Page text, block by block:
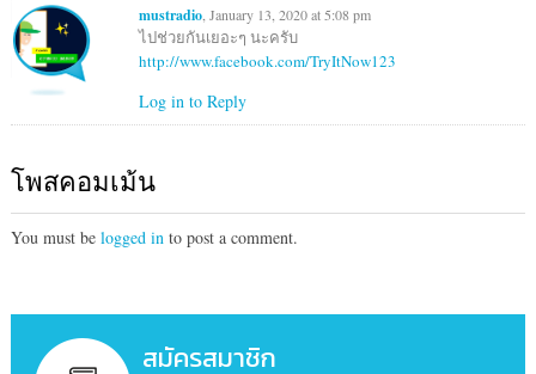
mustradio , January 13, 2020 at 5:08 pm
ไปช่วยกันเยอะๆ นะครับ
http://www.facebook.com/TryItNow123
Log in to Reply
โพสคอมเม้น
You must be logged into post a comment.
สมัครสมาชิก